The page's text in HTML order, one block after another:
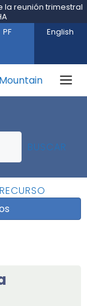
la reunión trimestral
PF English
BUSCAR